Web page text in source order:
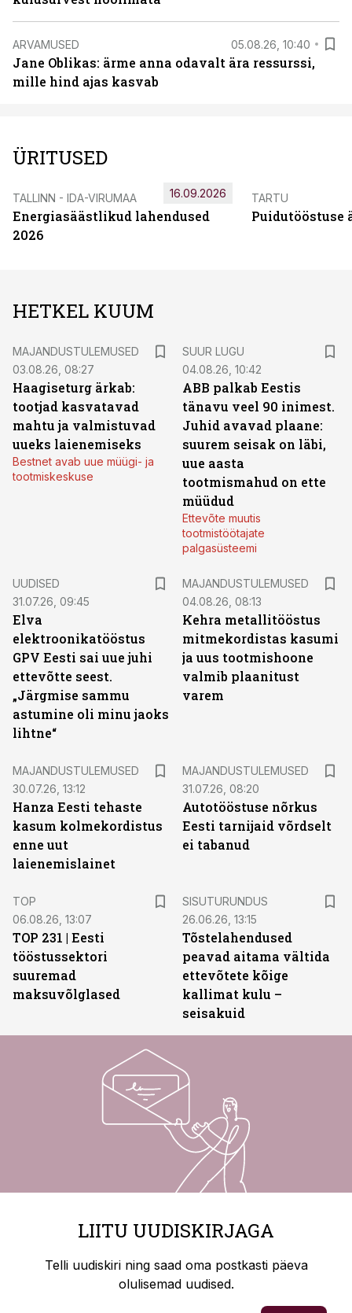
ARVAMUSED 05.08.26, 10:40
Jane Oblikas: ärme anna odavalt ära ressurssi,
mille hind ajas kasvab
ÜRITUSED
TALLINN - IDA-VIRUMAA
Energiasäästlikud lahendused
2026
16.09.2026 TARTU
Puidutööstuse
HETKEL KUUM
MAJANDUSTULEMUSED
03.08.26, 08:27
Haagiseturg ärkab:
tootjad kasvatavad
mahtu ja valmistuvad
uueks laienemiseks
Bestnet avab uue müügi- ja
tootmiskeskuse
SUUR LUGU
04.08.26, 10:42
ABB palkab Eestis
tänavu veel 90 inimest.
Juhid avavad plaane:
suurem seisak on läbi,
uue aasta
tootmismahud on ette
müüdud
Ettevõte muutis
tootmistöötajate
palgasüsteemi
UUDISED
31.07.26, 09:45
Elva
elektroonikatööstus
GPV Eesti sai uue juhi
ettevõtte seest.
„Järgmise sammu
astumine oli minu jaoks
lihtne“
MAJANDUSTULEMUSED
04.08.26, 08:13
Kehra metallitööstus
mitmekordistas kasumi
ja uus tootmishoone
valmib plaanitust
varem
MAJANDUSTULEMUSED
30.07.26, 13:12
Hanza Eesti tehaste
kasum kolmekordistus
enne uut
laienemislainet
MAJANDUSTULEMUSED
31.07.26, 08:20
Autotööstuse nõrkus
Eesti tarnijaid võrdselt
ei tabanud
TOP
06.08.26, 13:07
TOP 231 | Eesti
tööstussektori
suuremad
maksuvõlglased
SISUTURUNDUS
26.06.26, 13:15
Tõstelahendused
peavad aitama vältida
ettevõtete kõige
kallimat kulu –
seisakuid
LIITU UUDISKIRJAGA
Telli uudiskiri ning saad oma postkasti päeva
olulisemad uudised.